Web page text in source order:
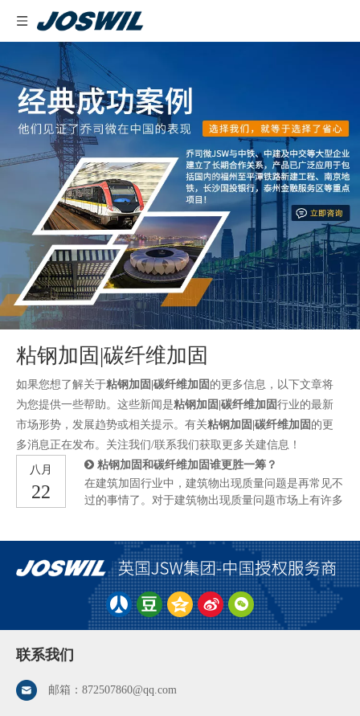
粘钢加固|碳纤维加固
如果您想了解关于粘钢加固|碳纤维加固 的更多信息，以下文章将
为您提供一些帮助。这些新闻是粘钢加固|碳纤维加固行业的最新
市场形势，发展趋势或相关提示。有关粘钢加固|碳纤维加固 的更
多消息正在发布。关注我们/联系我们获取更多关建信息！
八月
22
粘钢加固和碳纤维加固谁更胜一筹？
在建筑加固行业中，建筑物出现质量问题是再常见不
过的事情了。对于建筑物出现质量问题市场上有许多
停营业。一般当这类建筑物因为安全性能不达标，就
需要对其进行加固维护。不同的施工现场，不同的建
筑物，其对应的合适的加固方案也会有所差异。那么
今天就来给大家介绍一下，在5种不同的施工情况
下，是应该使用粘钢加固呢，还是使用碳纤维布加固
要考虑一下，哪样工程加固方案所需要的加固费用，
联系我们
邮箱： 872507860@qq.com